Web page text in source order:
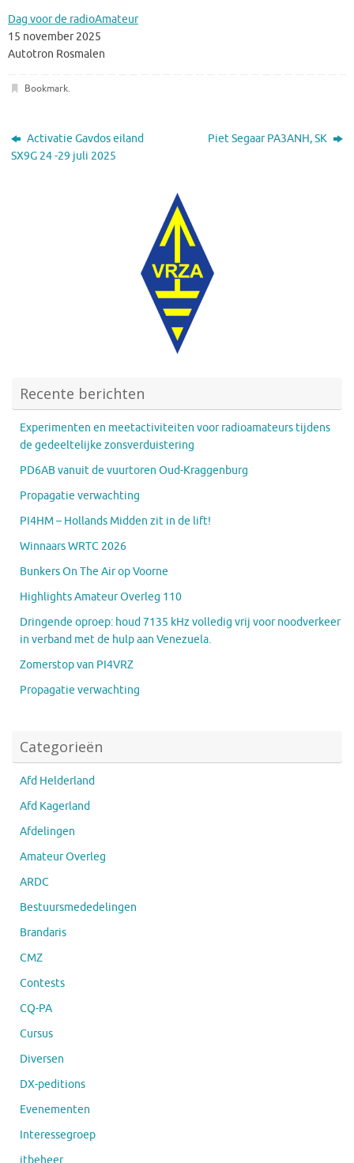
Dag voor de radioAmateur
15 november 2025
Autotron Rosmalen
Bookmark.
Activatie Gavdos eiland
SX9G 24 -29 juli 2025
Piet Segaar PA3ANH, SK
Recente berichten
Experimenten en meetactiviteiten voor radioamateurs tijdens
de gedeeltelijke zonsverduistering
PD6AB vanuit de vuurtoren Oud-Kraggenburg
Propagatie verwachting
PI4HM – Hollands Midden zit in de lift!
Winnaars WRTC 2026
Bunkers On The Air op Voorne
Highlights Amateur Overleg 110
Dringende oproep: houd 7135 kHz volledig vrij voor noodverkeer
in verband met de hulp aan Venezuela.
Zomerstop van PI4VRZ
Propagatie verwachting
Categorieën
Afd Helderland
Afd Kagerland
Afdelingen
Amateur Overleg
ARDC
Bestuursmededelingen
Brandaris
CMZ
Contests
CQ-PA
Cursus
Diversen
DX-peditions
Evenementen
Interessegroep
itbeheer